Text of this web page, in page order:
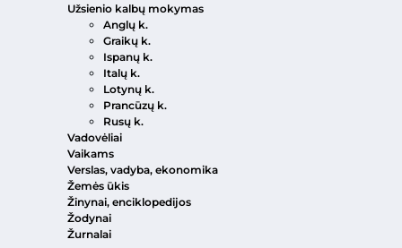
Užsienio kalbų mokymas
Anglų k.
Graikų k.
Ispanų k.
Italų k.
Lotynų k.
Prancūzų k.
Rusų k.
Vadovėliai
Vaikams
Verslas, vadyba, ekonomika
Žemės ūkis
Žinynai, enciklopedijos
Žodynai
Žurnalai